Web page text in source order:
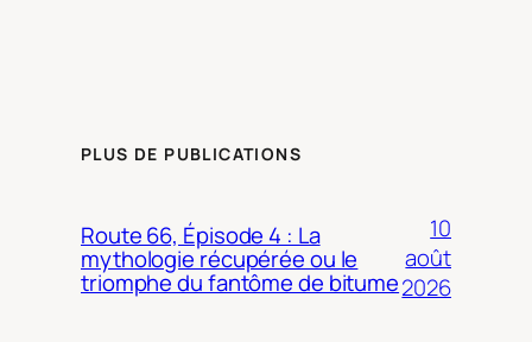
PLUS DE PUBLICATIONS
Route 66, Épisode 4 : La
mythologie récupérée ou le
triomphe du fantôme de bitume
10
août
2026